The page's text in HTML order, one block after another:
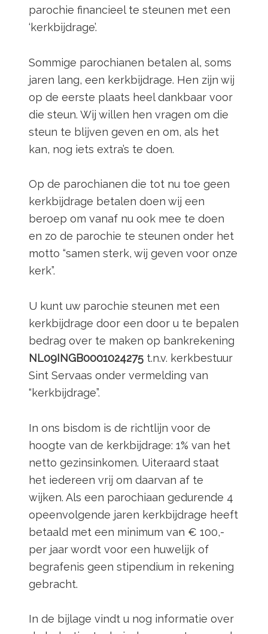
parochie financieel te steunen met een
‘kerkbijdrage’.
Sommige parochianen betalen al, soms
jaren lang, een kerkbijdrage. Hen zijn wij
op de eerste plaats heel dankbaar voor
die steun. Wij willen hen vragen om die
steun te blijven geven en om, als het
kan, nog iets extra’s te doen.
Op de parochianen die tot nu toe geen
kerkbijdrage betalen doen wij een
beroep om vanaf nu ook mee te doen
en zo de parochie te steunen onder het
motto “samen sterk, wij geven voor onze
kerk”.
U kunt uw parochie steunen met een
kerkbijdrage door een door u te bepalen
bedrag over te maken op bankrekening
NL09INGB0001024275 t.n.v. kerkbestuur
Sint Servaas onder vermelding van
“kerkbijdrage”.
In ons bisdom is de richtlijn voor de
hoogte van de kerkbijdrage: 1% van het
netto gezinsinkomen. Uiteraard staat
het iedereen vrij om daarvan af te
wijken. Als een parochiaan gedurende 4
opeenvolgende jaren kerkbijdrage heeft
betaald met een minimum van € 100,-
per jaar wordt voor een huwelijk of
begrafenis geen stipendium in rekening
gebracht.
In de bijlage vindt u nog informatie over